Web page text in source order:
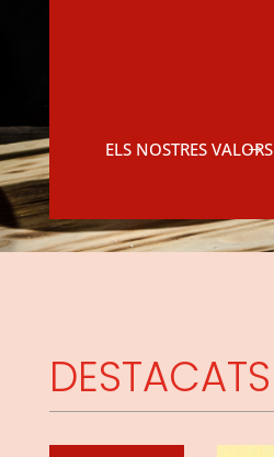
ELS NOSTRES VALORS
DESTACATS